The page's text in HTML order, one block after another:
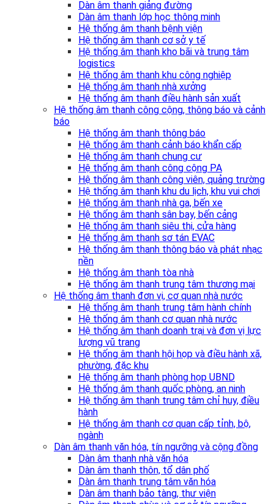
Dàn âm thanh giảng đường
Dàn âm thanh lớp học thông minh
Hệ thống âm thanh bệnh viện
Hệ thống âm thanh cơ sở y tế
Hệ thống âm thanh kho bãi và trung tâm
logistics
Hệ thống âm thanh khu công nghiệp
Hệ thống âm thanh nhà xưởng
Hệ thống âm thanh điều hành sản xuất
Hệ thống âm thanh công cộng, thông báo và cảnh
báo
Hệ thống âm thanh thông báo
Hệ thống âm thanh cảnh báo khẩn cấp
Hệ thống âm thanh chung cư
Hệ thống âm thanh công cộng PA
Hệ thống âm thanh công viên, quảng trường
Hệ thống âm thanh khu du lịch, khu vui chơi
Hệ thống âm thanh nhà ga, bến xe
Hệ thống âm thanh sân bay, bến cảng
Hệ thống âm thanh siêu thị, cửa hàng
Hệ thống âm thanh sơ tán EVAC
Hệ thống âm thanh thông báo và phát nhạc
nền
Hệ thống âm thanh tòa nhà
Hệ thống âm thanh trung tâm thương mại
Hệ thống âm thanh đơn vị, cơ quan nhà nước
Hệ thống âm thanh trung tâm hành chính
Hệ thống âm thanh cơ quan nhà nước
Hệ thống âm thanh doanh trại và đơn vị lực
lượng vũ trang
Hệ thống âm thanh hội họp và điều hành xã,
phường, đặc khu
Hệ thống âm thanh phòng họp UBND
Hệ thống âm thanh quốc phòng, an ninh
Hệ thống âm thanh trung tâm chỉ huy, điều
hành
Hệ thống âm thanh cơ quan cấp tỉnh, bộ,
ngành
Dàn âm thanh văn hóa, tín ngưỡng và cộng đồng
Dàn âm thanh nhà văn hóa
Dàn âm thanh thôn, tổ dân phố
Dàn âm thanh trung tâm văn hóa
Dàn âm thanh bảo tàng, thư viện